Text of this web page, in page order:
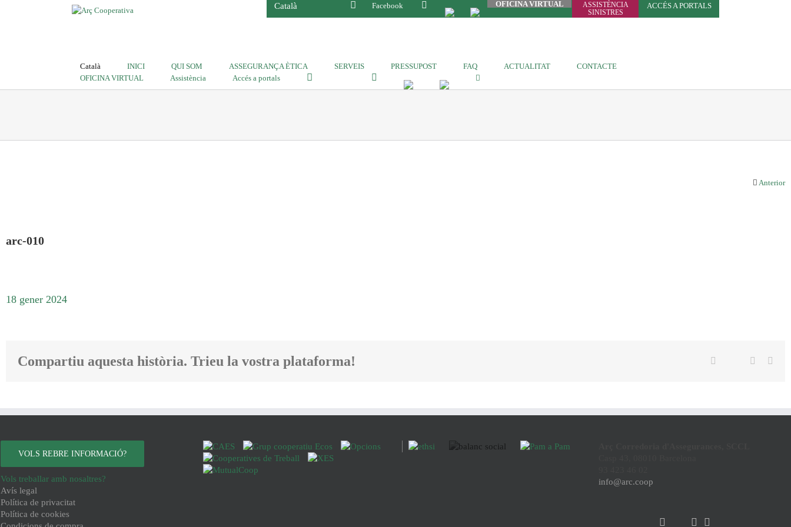
Català Facebook OFICINA VIRTUAL
ASSISTÈNCIA
SINISTRES
ACCÉS A PORTALS
Català INICI QUI SOM ASSEGURANÇA ÈTICA SERVEIS PRESSUPOST FAQ ACTUALITAT
CONTACTE
OFICINA VIRTUAL
Assistència Accés a portals
Anterior
arc-010
18 gener 2024
Compartiu aquesta història. Trieu la vostra plataforma! Facebook
TwitterLinkedin
VOLS REBRE INFORMACIÓ?
Vols treballar amb nosaltres?
Avís legal
Política de privacitat
Política de cookies
info@arc.coop